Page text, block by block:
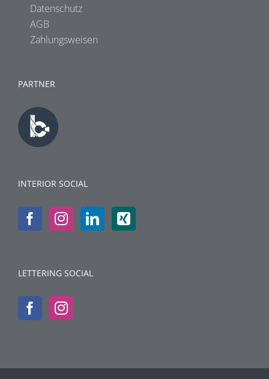
Datenschutz
AGB
Zahlungsweisen
PARTNER
INTERIOR SOCIAL
LETTERING SOCIAL